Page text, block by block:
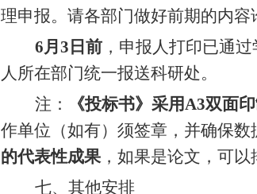
理申报。请各部门做好前期的内容
6月 3 日前 ，申报人打印已通
人所在部门统一报送科研处。
注：
《投标书》采用A3双面
作单位（如有）须签章，并确保
的代表性成果，如果是论文，可
七、其他安排